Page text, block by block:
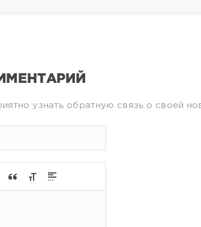
узнать обратную связь о своей